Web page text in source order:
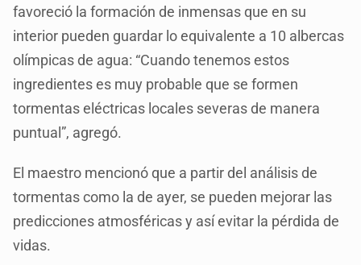
favoreció la formación de inmensas que en su
interior pueden guardar lo equivalente a 10 albercas
olímpicas de agua: “Cuando tenemos estos
ingredientes es muy probable que se formen
tormentas eléctricas locales severas de manera
puntual”, agregó.
El maestro mencionó que a partir del análisis de
tormentas como la de ayer, se pueden mejorar las
predicciones atmosféricas y así evitar la pérdida de
vidas.